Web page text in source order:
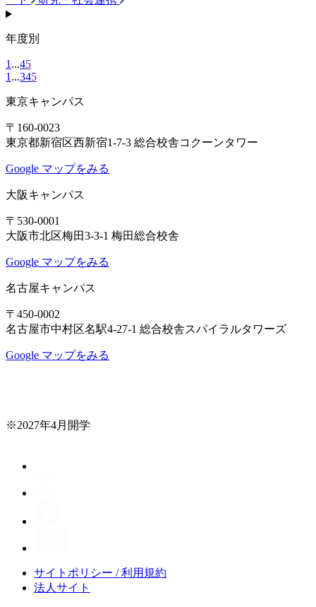
年度別
1 ...45
1 ...345
東京キャンパス
〒160-0023
東京都新宿区西新宿1-7-3 総合校舎コクーンタワー
Google マップをみる
大阪キャンパス
〒530-0001
大阪市北区梅田3-3-1 梅田総合校舎
Google マップをみる
名古屋キャンパス
〒450-0002
名古屋市中村区名駅4-27-1 総合校舎スパイラルタワーズ
Google マップをみる
※2027年4月開学
サイトポリシー / 利用規約
法人サイト